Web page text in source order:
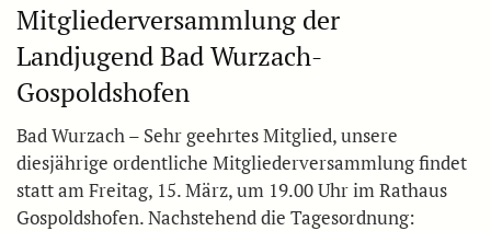
Mitgliederversammlung der
Landjugend Bad Wurzach-
Gospoldshofen
Bad Wurzach – Sehr geehrtes Mitglied, unsere
diesjährige ordentliche Mitgliederversammlung findet
statt am Freitag, 15. März, um 19.00 Uhr im Rathaus
Gospoldshofen. Nachstehend die Tagesordnung: